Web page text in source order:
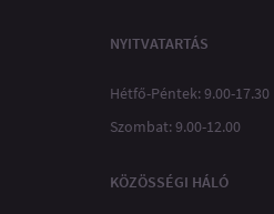
NYITVATARTÁS
Hétfő-Péntek: 9.00-17.30
Szombat: 9.00-12.00
KÖZÖSSÉGI HÁLÓ